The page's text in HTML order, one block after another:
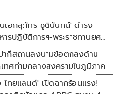
เอกสุภัทร ชูตินันทน์' ดำรง
รปฏิบัติการฯ-พระราชทานยศ
ากีสถานลงนามข้อตกลงด้าน
ทศท่ามกลางสงครามในภูมิภาค
ไทยแลนด์' เปิดฉากร้อนแรง!